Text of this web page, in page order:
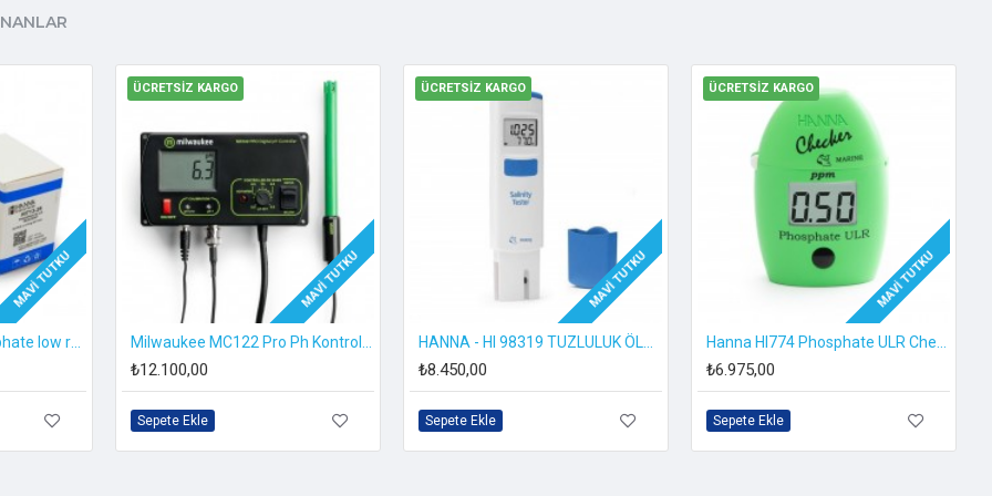
")
MAVI TUTKU
Hanna HI713-25 Phosphate low range
MAVI TUTKU
ÜCRETSIZ KARGO
Milwaukee MC122 Pro Ph Kontrol Cihazı
₺12.100,00
Sepete Ekle
MAVI TUTKU
ÜCRETSIZ KARGO
HANNA - HI 98319 TUZLULUK ÖLÇER
₺8.450,00
Sepete Ekle
MAVI TUTKU
ÜCRETSIZ KARGO
Hanna HI774 Phosphate ULR Checker
₺6.975,00
Sepete Ekle